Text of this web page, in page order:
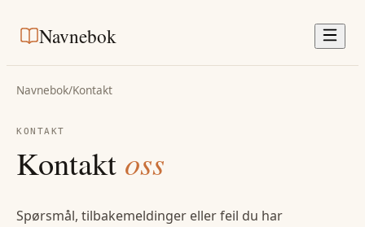
Navnebok
Navnebok/Kontakt
KONTAKT
Kontakt oss
Spørsmål, tilbakemeldinger eller feil du har